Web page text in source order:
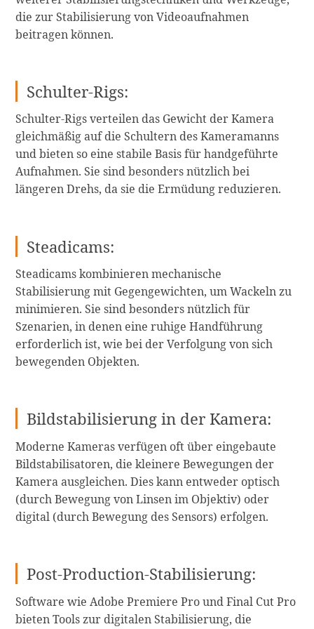
die zur Stabilisierung von Videoaufnahmen
beitragen können.
Schulter-Rigs:
Schulter-Rigs verteilen das Gewicht der Kamera
gleichmäßig auf die Schultern des Kameramanns
und bieten so eine stabile Basis für handgeführte
Aufnahmen. Sie sind besonders nützlich bei
längeren Drehs, da sie die Ermüdung reduzieren.
Steadicams:
Steadicams kombinieren mechanische
Stabilisierung mit Gegengewichten, um Wackeln zu
minimieren. Sie sind besonders nützlich für
Szenarien, in denen eine ruhige Handführung
erforderlich ist, wie bei der Verfolgung von sich
bewegenden Objekten.
Bildstabilisierung in der Kamera:
Moderne Kameras verfügen oft über eingebaute
Bildstabilisatoren, die kleinere Bewegungen der
Kamera ausgleichen. Dies kann entweder optisch
(durch Bewegung von Linsen im Objektiv) oder
digital (durch Bewegung des Sensors) erfolgen.
Post-Production-Stabilisierung:
Software wie Adobe Premiere Pro und Final Cut Pro
bieten Tools zur digitalen Stabilisierung, die